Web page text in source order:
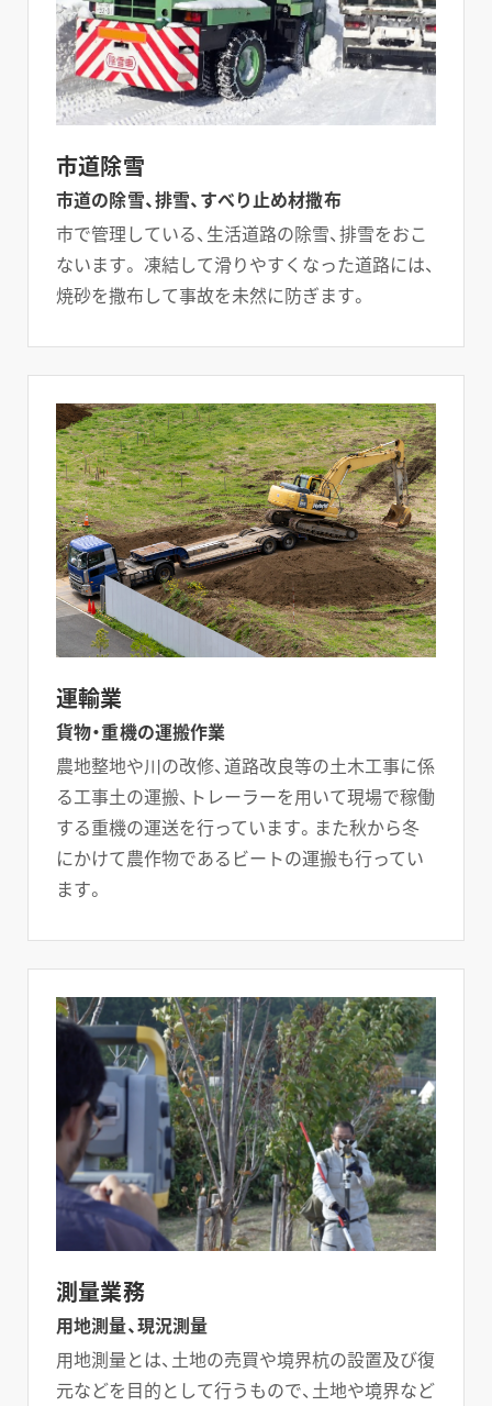
TOP
NEWS
事業内容
採用情報
スペシャルムービー
グループ情報
お問い合わせ
市道除雪
市道の除雪、排雪、すべり止め材撒布
市で管理している、生活道路の除雪、排雪をおこ
ないます。 凍結して滑りやすくなった道路には、
焼砂を撒布して事故を未然に防ぎます。
運輸業
貨物・重機の運搬作業
農地整地や川の改修、道路改良等の土木工事に係
る工事土の運搬、トレーラーを用いて現場で稼働
する重機の運送を行っています。また秋から冬
にかけて農作物であるビートの運搬も行ってい
ます。
測量業務
用地測量、現況測量
用地測量とは、土地の売買や境界杭の設置及び復
元などを目的として行うもので、土地や境界など